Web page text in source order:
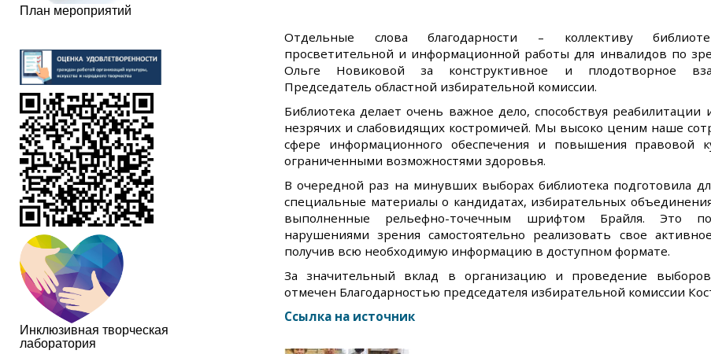
План мероприятий
Инклюзивная творческая
лаборатория
Отдельные слова благодарности – коллективу
просветительной и информационной работы для инвалидов по
Ольге Новиковой за конструктивное и плодотворное
Председатель областной избирательной комиссии.
Библиотека делает очень важное дело, способствуя реабилитации
незрячих и слабовидящих костромичей. Мы высоко ценим наше
сфере информационного обеспечения и повышения правовой
ограниченными возможностями здоровья.
В очередной раз на минувших выборах библиотека подготовила
специальные материалы о кандидатах, избирательных
выполненные рельефно-точечным шрифтом Брайля. Это
нарушениями зрения самостоятельно реализовать свое
получив всю необходимую информацию в доступном формате.
За значительный вклад в организацию и проведение выборов
отмечен Благодарностью председателя избирательной комиссии
Ссылка на источник